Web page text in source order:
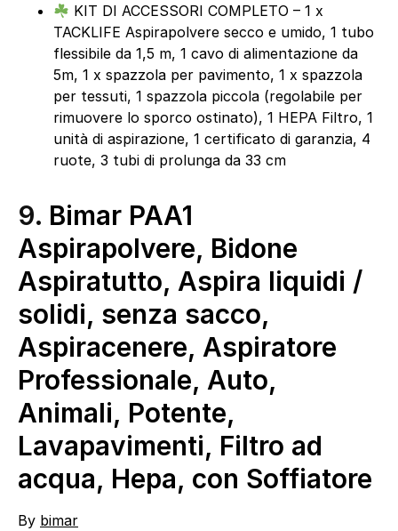
KIT DI ACCESSORI COMPLETO – 1 x
TACKLIFE Aspirapolvere secco e umido, 1 tubo
flessibile da 1,5 m, 1 cavo di alimentazione da
5m, 1 x spazzola per pavimento, 1 x spazzola
per tessuti, 1 spazzola piccola (regolabile per
rimuovere lo sporco ostinato), 1 HEPA Filtro, 1
unità di aspirazione, 1 certificato di garanzia, 4
ruote, 3 tubi di prolunga da 33 cm
9. Bimar PAA1
Aspirapolvere, Bidone
Aspiratutto, Aspira liquidi /
solidi, senza sacco,
Aspiracenere, Aspiratore
Professionale, Auto,
Animali, Potente,
Lavapavimenti, Filtro ad
acqua, Hepa, con Soffiatore
By bimar